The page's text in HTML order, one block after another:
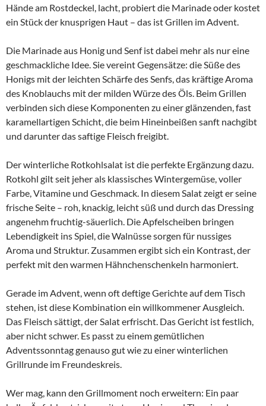
Hände am Rostdeckel, lacht, probiert die Marinade oder kostet
ein Stück der knusprigen Haut – das ist Grillen im Advent.
Die Marinade aus Honig und Senf ist dabei mehr als nur eine
geschmackliche Idee. Sie vereint Gegensätze: die Süße des
Honigs mit der leichten Schärfe des Senfs, das kräftige Aroma
des Knoblauchs mit der milden Würze des Öls. Beim Grillen
verbinden sich diese Komponenten zu einer glänzenden, fast
karamellartigen Schicht, die beim Hineinbeißen sanft nachgibt
und darunter das saftige Fleisch freigibt.
Der winterliche Rotkohlsalat ist die perfekte Ergänzung dazu.
Rotkohl gilt seit jeher als klassisches Wintergemüse, voller
Farbe, Vitamine und Geschmack. In diesem Salat zeigt er seine
frische Seite – roh, knackig, leicht süß und durch das Dressing
angenehm fruchtig-säuerlich. Die Apfelscheiben bringen
Lebendigkeit ins Spiel, die Walnüsse sorgen für nussiges
Aroma und Struktur. Zusammen ergibt sich ein Kontrast, der
perfekt mit den warmen Hähnchenschenkeln harmoniert.
Gerade im Advent, wenn oft deftige Gerichte auf dem Tisch
stehen, ist diese Kombination ein willkommener Ausgleich.
Das Fleisch sättigt, der Salat erfrischt. Das Gericht ist festlich,
aber nicht schwer. Es passt zu einem gemütlichen
Adventssonntag genauso gut wie zu einer winterlichen
Grillrunde im Freundeskreis.
Wer mag, kann den Grillmoment noch erweitern: Ein paar